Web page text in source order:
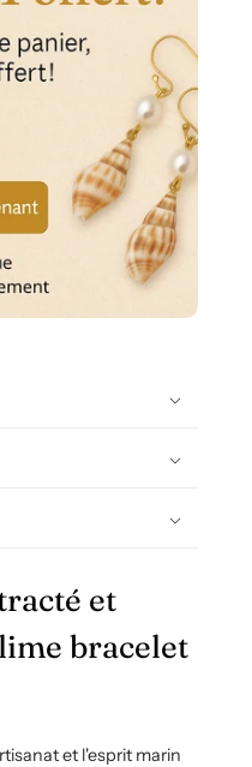
et
bracelet
et l'esprit marin